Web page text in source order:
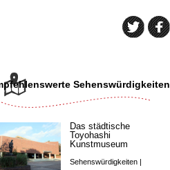
Sehenswürdigkeiten
Das städtische
Toyohashi
Kunstmuseum
Sehenswürdigkeiten |